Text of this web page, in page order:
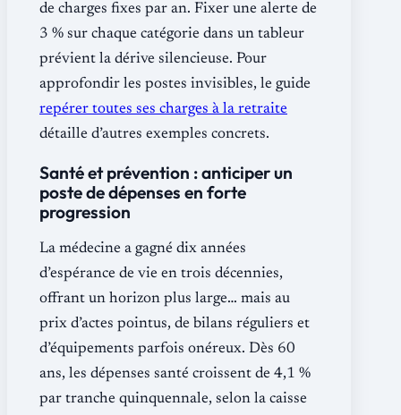
de charges fixes par an. Fixer une alerte de
3 % sur chaque catégorie dans un tableur
prévient la dérive silencieuse. Pour
approfondir les postes invisibles, le guide
repérer toutes ses charges à la retraite
détaille d’autres exemples concrets.
Santé et prévention : anticiper un
poste de dépenses en forte
progression
La médecine a gagné dix années
d’espérance de vie en trois décennies,
offrant un horizon plus large… mais au
prix d’actes pointus, de bilans réguliers et
d’équipements parfois onéreux. Dès 60
ans, les dépenses santé croissent de 4,1 %
par tranche quinquennale, selon la caisse